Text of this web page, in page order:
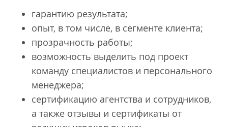
гарантию результата;
опыт, в том числе, в сегменте клиента;
прозрачность работы;
возможность выделить под проект
команду специалистов и персонального
менеджера;
сертификацию агентства и сотрудников,
а также отзывы и сертификаты от